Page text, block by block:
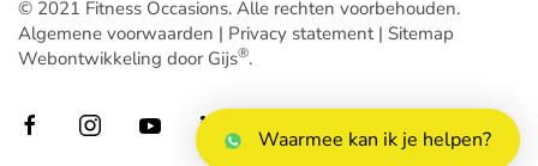
Waarmee kan ik je helpen?
© 2021 Fitness Occasions. Alle rechten voorbehouden.
Algemene voorwaarden | Privacy statement| Sitemap
Webontwikkeling door Gijs®.